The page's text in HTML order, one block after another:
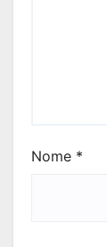
Nome *